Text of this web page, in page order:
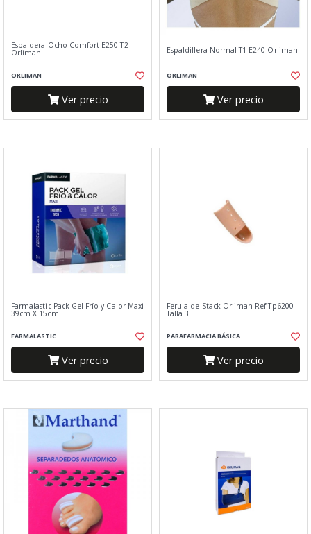
Espaldera Ocho Comfort E250 T2
Orliman
ORLIMAN
Ver precio
Espaldillera Normal T1 E240 Orliman
ORLIMAN
Ver precio
Farmalastic Pack Gel Frío y Calor Maxi
39cm X 15cm
FARMALASTIC
Ver precio
Ferula de Stack Orliman Ref Tp6200
Talla 3
PARAFARMACIA BÁSICA
Ver precio